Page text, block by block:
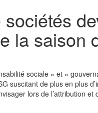
la saison
sociale » et «
suscitant de plus en plus
lors de l’attribution et